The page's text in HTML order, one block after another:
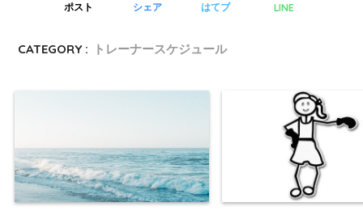
ポスト シェア はてブ LINE
CATEGORY : トレーナースケジュール